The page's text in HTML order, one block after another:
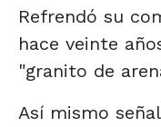
Refrendó su
hace veinte
"granito de
Así mismo